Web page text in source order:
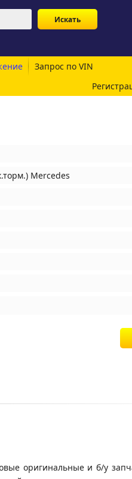
Запрос по VIN
Mercedes
оригинальные и б/у